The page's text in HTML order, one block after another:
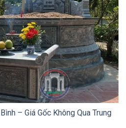
– Giá Gốc Không Qua Trung